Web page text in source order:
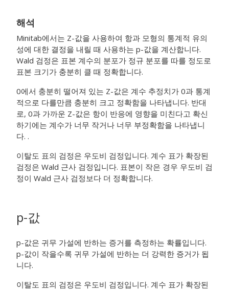
해석
Minitab에서는 Z-값을 사용하여 항과 모형의 통계적 유의
성에 대한 결정을 내릴 때 사용하는 p-값을 계산합니다.
Wald 검정은 표본 계수의 분포가 정규 분포를 따를 정도로
표본 크기가 충분히 클 때 정확합니다.
0에서 충분히 떨어져 있는 Z-값은 계수 추정치가 0과 통계
적으로 다를만큼 충분히 크고 정확함을 나타냅니다. 반대
로, 0과 가까운 Z-값은 항이 반응에 영향을 미친다고 확신
하기에는 계수가 너무 작거나 너무 부정확함을 나타냅니
다. .
이탈도 표의 검정은 우도비 검정입니다. 계수 표가 확장된
검정은 Wald 근사 검정입니다. 표본이 작은 경우 우도비 검
정이 Wald 근사 검정보다 더 정확합니다.
p-값
p-값은 귀무 가설에 반하는 증거를 측정하는 확률입니다.
p-값이 작을수록 귀무 가설에 반하는 더 강력한 증거가 됩
니다.
이탈도 표의 검정은 우도비 검정입니다. 계수 표가 확장된